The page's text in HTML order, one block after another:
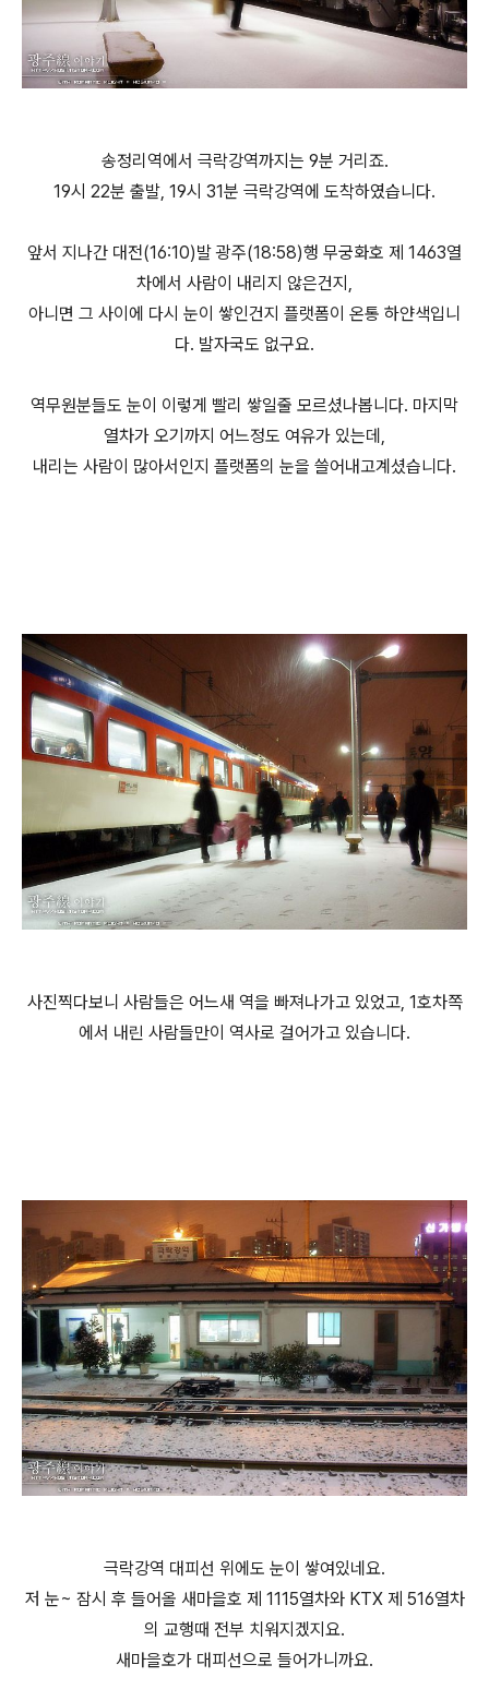
송정리역에서 극락강역까지는 9분 거리죠.
19시 22분 출발, 19시 31분 극락강역에 도착하였습니다.
앞서 지나간 대전(16:10)발 광주(18:58)행 무궁화호 제 1463열
차에서 사람이 내리지 않은건지,
아니면 그 사이에 다시 눈이 쌓인건지 플랫폼이 온통 하얀색입니
다. 발자국도 없구요.
역무원분들도 눈이 이렇게 빨리 쌓일줄 모르셨나봅니다. 마지막
열차가 오기까지 어느정도 여유가 있는데,
내리는 사람이 많아서인지 플랫폼의 눈을 쓸어내고계셨습니다.
사진찍다보니 사람들은 어느새 역을 빠져나가고 있었고, 1호차쪽
에서 내린 사람들만이 역사로 걸어가고 있습니다.
극락강역 대피선 위에도 눈이 쌓여있네요.
저 눈~ 잠시 후 들어올 새마을호 제 1115열차와 KTX 제 516열차
의 교행때 전부 치워지겠지요.
새마을호가 대피선으로 들어가니까요.